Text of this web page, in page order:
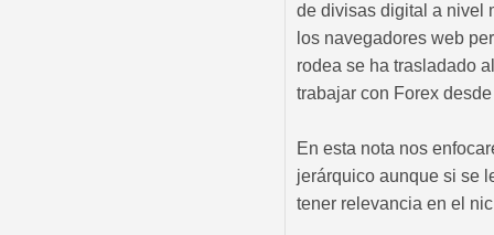
de divisas digital a nivel
los navegadores web
rodea se ha trasladado
trabajar con Forex
En esta nota nos
jerárquico aunque si se
tener relevancia en el